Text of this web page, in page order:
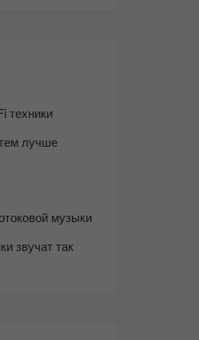
техники
лучше
музыки
звучат так